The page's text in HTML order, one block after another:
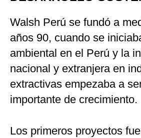
De
Cookies
Frecuentes
Walsh Perú se fundó a
años 90, cuando se
ambiental en el Perú y la
nacional y extranjera en
extractivas empezaba a
importante de crecimiento.
Los primeros proyectos